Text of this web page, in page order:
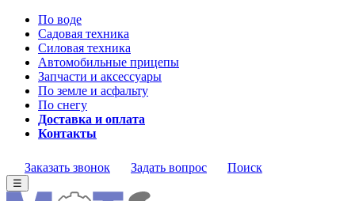
По воде
Садовая техника
Силовая техника
Автомобильные прицепы
Запчасти и аксессуары
По земле и асфальту
По снегу
Доставка и оплата
Контакты
Заказать звонок Задать вопрос Поиск
☰